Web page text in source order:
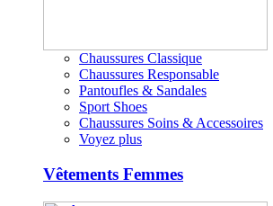
Chaussures Classique
Chaussures Responsable
Pantoufles & Sandales
Sport Shoes
Chaussures Soins & Accessoires
Voyez plus
Vêtements Femmes